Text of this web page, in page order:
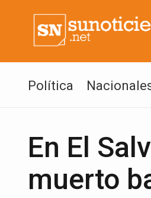
Política
En El
muerto